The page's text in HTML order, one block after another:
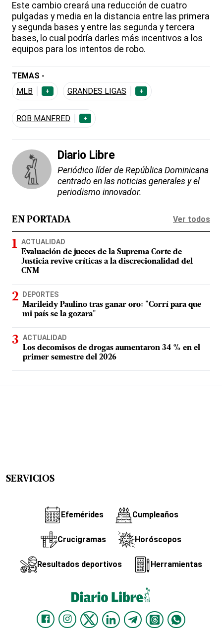
Este cambio creará una reducción de cuatro
pulgadas y media en la distancia entre las primera
y segunda bases y entre las segunda y tercera
bases, lo cual podría darles más incentivos a los
equipos para los intentos de robo.
TEMAS -
MLB
+ GRANDES LIGAS +
ROB MANFRED +
Diario Libre
Periódico líder de República Dominicana
centrado en las noticias generales y el
periodismo innovador.
EN PORTADA Ver todos
ACTUALIDAD
Evaluación de jueces de la Suprema Corte de
Justicia revive críticas a la discrecionalidad del
CNM
DEPORTES
Marileidy Paulino tras ganar oro: "Corrí para que
mi país se la gozara"
ACTUALIDAD
Los decomisos de drogas aumentaron 34 % en el
primer semestre del 2026
SERVICIOS
Efemérides Cumpleaños
Crucigramas Horóscopos
Resultados deportivos Herramientas